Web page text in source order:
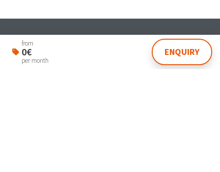
from
0€
per month
ENQUIRY
Via Dante 4 Venezia 30174
lasegreteria@laplanning.it